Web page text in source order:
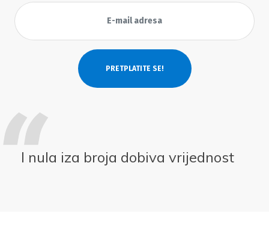
I nula iza broja dobiva vrijednost